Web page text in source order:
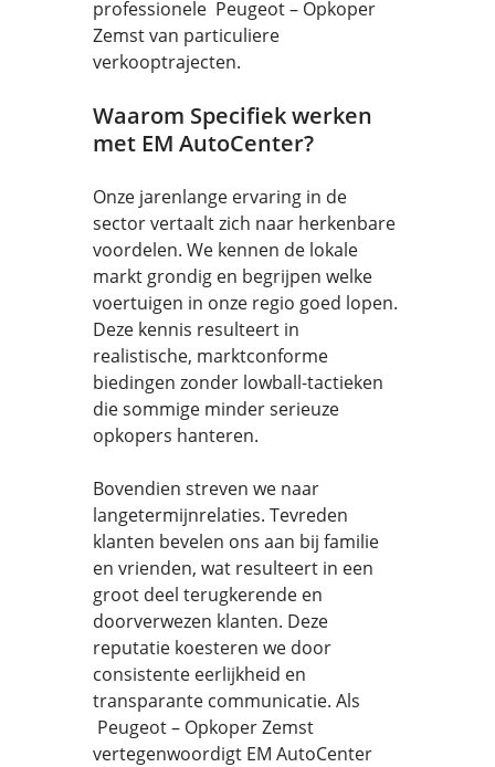
professionele Peugeot – Opkoper
Zemst van particuliere
verkooptrajecten.
Waarom Specifiek werken
met EM AutoCenter?
Onze jarenlange ervaring in de
sector vertaalt zich naar herkenbare
voordelen. We kennen de lokale
markt grondig en begrijpen welke
voertuigen in onze regio goed lopen.
Deze kennis resulteert in
realistische, marktconforme
biedingen zonder lowball-tactieken
die sommige minder serieuze
opkopers hanteren.
Bovendien streven we naar
langetermijnrelaties. Tevreden
klanten bevelen ons aan bij familie
en vrienden, wat resulteert in een
groot deel terugkerende en
doorverwezen klanten. Deze
reputatie koesteren we door
consistente eerlijkheid en
transparante communicatie. Als
Peugeot – Opkoper Zemst
vertegenwoordigt EM AutoCenter